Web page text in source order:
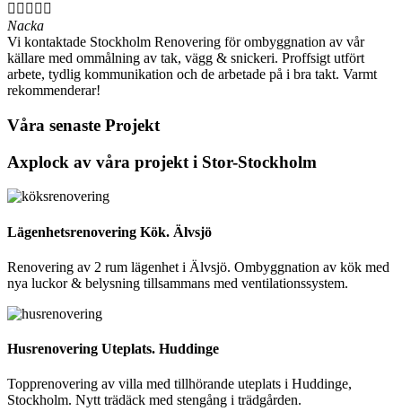
    
Nacka
Vi kontaktade Stockholm Renovering för ombyggnation av vår
källare med ommålning av tak, vägg & snickeri. Proffsigt utfört
arbete, tydlig kommunikation och de arbetade på i bra takt. Varmt
rekommenderar!
Våra senaste Projekt
Axplock av våra projekt i Stor-Stockholm
Lägenhetsrenovering Kök. Älvsjö
Renovering av 2 rum lägenhet i Älvsjö. Ombyggnation av kök med
nya luckor & belysning tillsammans med ventilationssystem.
Husrenovering Uteplats. Huddinge
Topprenovering av villa med tillhörande uteplats i Huddinge,
Stockholm. Nytt trädäck med stengång i trädgården.